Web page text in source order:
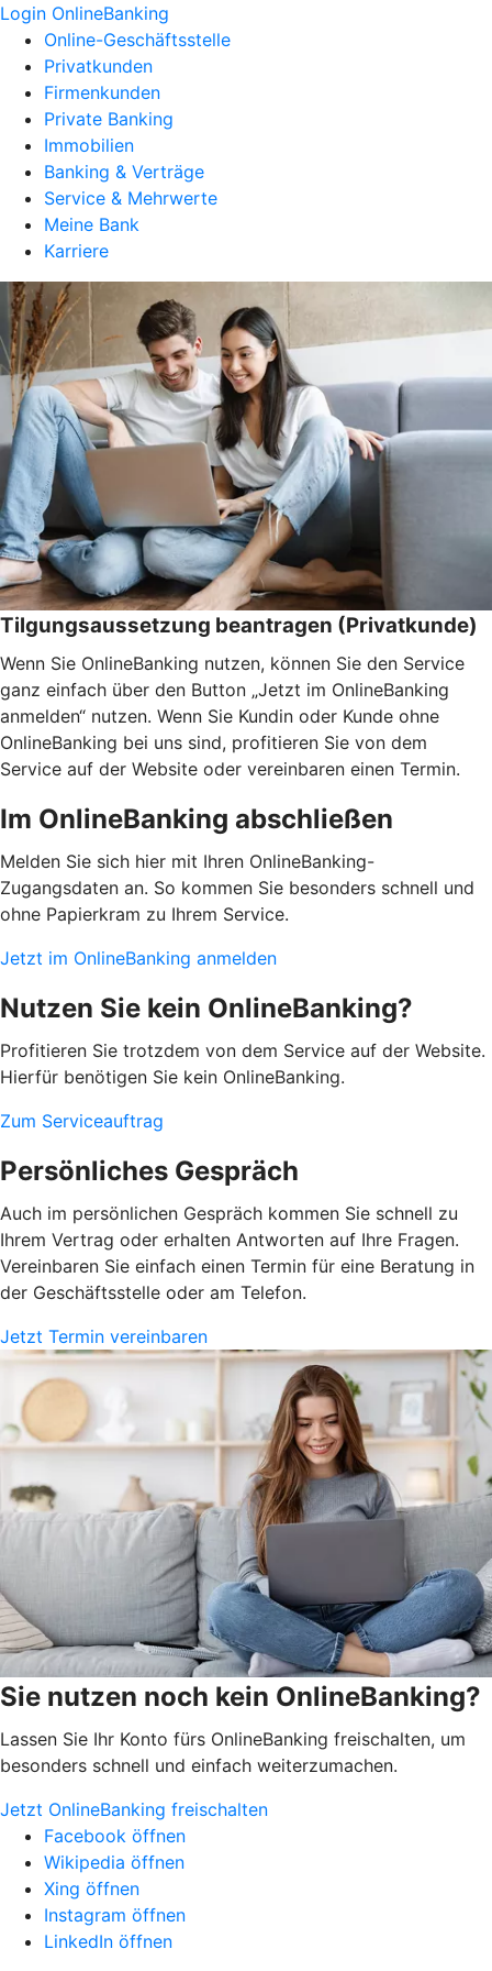
Login OnlineBanking
Online-Geschäftsstelle
Privatkunden
Firmenkunden
Private Banking
Immobilien
Banking & Verträge
Service & Mehrwerte
Meine Bank
Karriere
Tilgungsaussetzung beantragen (Privatkunde)
Wenn Sie OnlineBanking nutzen, können Sie den Service
ganz einfach über den Button „Jetzt im OnlineBanking
anmelden“ nutzen. Wenn Sie Kundin oder Kunde ohne
OnlineBanking bei uns sind, profitieren Sie von dem
Service auf der Website oder vereinbaren einen Termin.
Im OnlineBanking abschließen
Melden Sie sich hier mit Ihren OnlineBanking-
Zugangsdaten an. So kommen Sie besonders schnell und
ohne Papierkram zu Ihrem Service.
Jetzt im OnlineBanking anmelden
Nutzen Sie kein OnlineBanking?
Profitieren Sie trotzdem von dem Service auf der Website.
Hierfür benötigen Sie kein OnlineBanking.
Zum Serviceauftrag
Persönliches Gespräch
Auch im persönlichen Gespräch kommen Sie schnell zu
Ihrem Vertrag oder erhalten Antworten auf Ihre Fragen.
Vereinbaren Sie einfach einen Termin für eine Beratung in
der Geschäftsstelle oder am Telefon.
Jetzt Termin vereinbaren
Sie nutzen noch kein OnlineBanking?
Lassen Sie Ihr Konto fürs OnlineBanking freischalten, um
besonders schnell und einfach weiterzumachen.
Jetzt OnlineBanking freischalten
Facebook öffnen
Wikipedia öffnen
Xing öffnen
Instagram öffnen
LinkedIn öffnen